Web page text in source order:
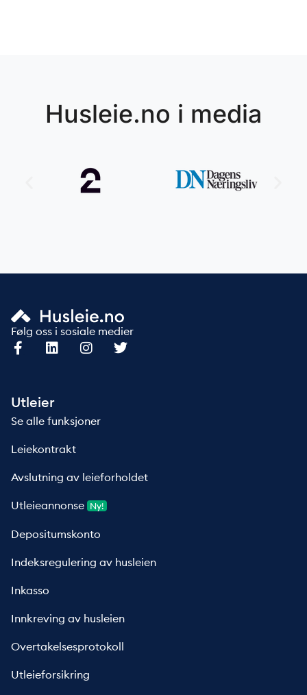
Husleie.no i media
Følg oss i sosiale medier
Utleier
Se alle funksjoner
Leiekontrakt
Avslutning av leieforholdet
Utleieannonse Ny!
Depositumskonto
Indeksregulering av husleien
Inkasso
Innkreving av husleien
Overtakelsesprotokoll
Utleieforsikring